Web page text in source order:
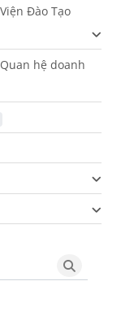
Đào Tạo
hệ doanh
Search